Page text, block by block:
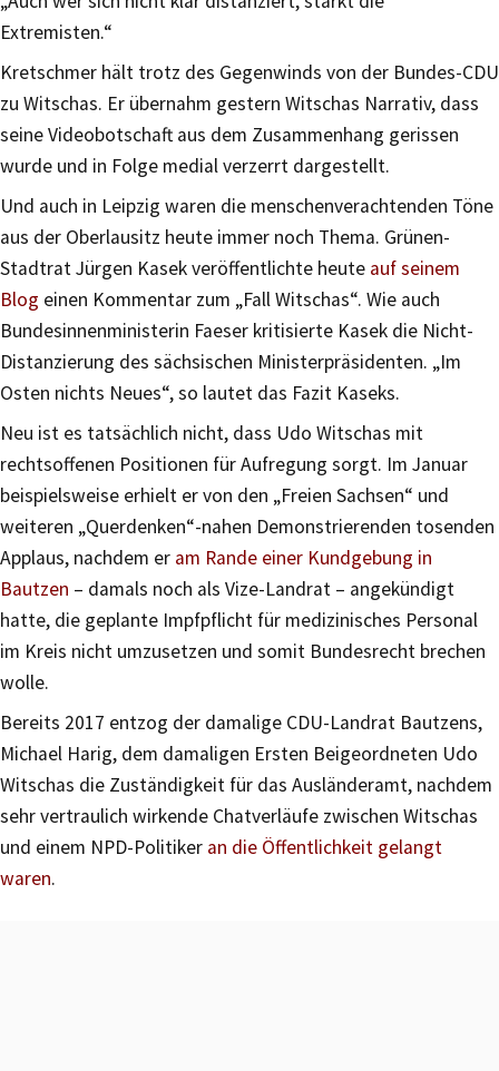
Extremisten.“
Kretschmer hält trotz des Gegenwinds von der Bundes-CDU
zu Witschas. Er übernahm gestern Witschas Narrativ, dass
seine Videobotschaft aus dem Zusammenhang gerissen
wurde und in Folge medial verzerrt dargestellt.
Und auch in Leipzig waren die menschenverachtenden Töne
aus der Oberlausitz heute immer noch Thema. Grünen-
Stadtrat Jürgen Kasek veröffentlichte heute auf seinem
Blog einen Kommentar zum „Fall Witschas“. Wie auch
Bundesinnenministerin Faeser kritisierte Kasek die Nicht-
Distanzierung des sächsischen Ministerpräsidenten. „Im
Osten nichts Neues“, so lautet das Fazit Kaseks.
Neu ist es tatsächlich nicht, dass Udo Witschas mit
rechtsoffenen Positionen für Aufregung sorgt. Im Januar
beispielsweise erhielt er von den „Freien Sachsen“ und
weiteren „Querdenken“-nahen Demonstrierenden tosenden
Applaus, nachdem er am Rande einer Kundgebung in
Bautzen – damals noch als Vize-Landrat – angekündigt
hatte, die geplante Impfpflicht für medizinisches Personal
im Kreis nicht umzusetzen und somit Bundesrecht brechen
wolle.
Bereits 2017 entzog der damalige CDU-Landrat Bautzens,
Michael Harig, dem damaligen Ersten Beigeordneten Udo
Witschas die Zuständigkeit für das Ausländeramt, nachdem
sehr vertraulich wirkende Chatverläufe zwischen Witschas
und einem NPD-Politiker an die Öffentlichkeit gelangt
waren.